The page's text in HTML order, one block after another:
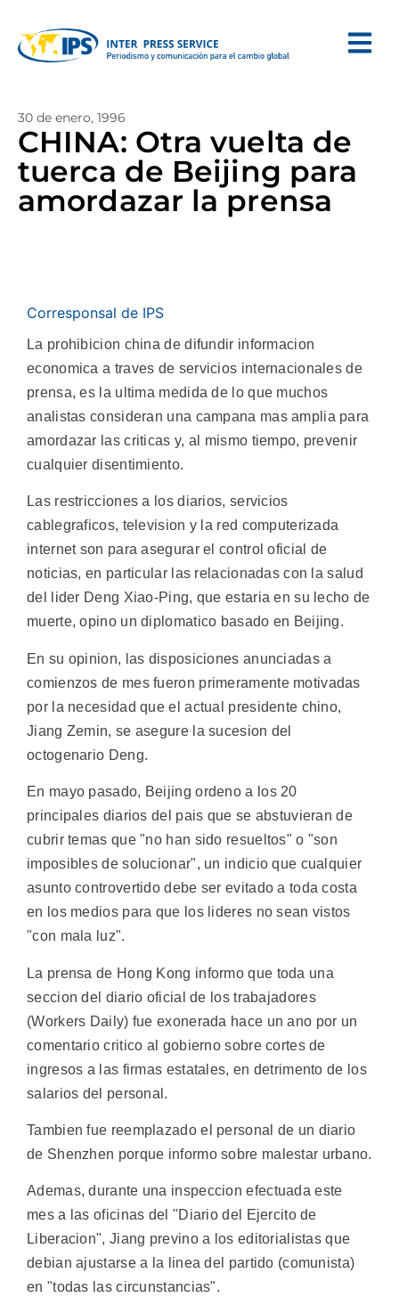
30 de enero, 1996
CHINA: Otra vuelta de
tuerca de Beijing para
amordazar la prensa
Corresponsal de IPS
La prohibicion china de difundir informacion
economica a traves de servicios internacionales de
prensa, es la ultima medida de lo que muchos
analistas consideran una campana mas amplia para
amordazar las criticas y, al mismo tiempo, prevenir
cualquier disentimiento.
Las restricciones a los diarios, servicios
cablegraficos, television y la red computerizada
internet son para asegurar el control oficial de
noticias, en particular las relacionadas con la salud
del lider Deng Xiao-Ping, que estaria en su lecho de
muerte, opino un diplomatico basado en Beijing.
En su opinion, las disposiciones anunciadas a
comienzos de mes fueron primeramente motivadas
por la necesidad que el actual presidente chino,
Jiang Zemin, se asegure la sucesion del
octogenario Deng.
En mayo pasado, Beijing ordeno a los 20
principales diarios del pais que se abstuvieran de
cubrir temas que "no han sido resueltos" o "son
imposibles de solucionar", un indicio que cualquier
asunto controvertido debe ser evitado a toda costa
en los medios para que los lideres no sean vistos
"con mala luz".
La prensa de Hong Kong informo que toda una
seccion del diario oficial de los trabajadores
(Workers Daily) fue exonerada hace un ano por un
comentario critico al gobierno sobre cortes de
ingresos a las firmas estatales, en detrimento de los
salarios del personal.
Tambien fue reemplazado el personal de un diario
de Shenzhen porque informo sobre malestar urbano.
Ademas, durante una inspeccion efectuada este
mes a las oficinas del "Diario del Ejercito de
Liberacion", Jiang previno a los editorialistas que
debian ajustarse a la linea del partido (comunista)
en "todas las circunstancias".